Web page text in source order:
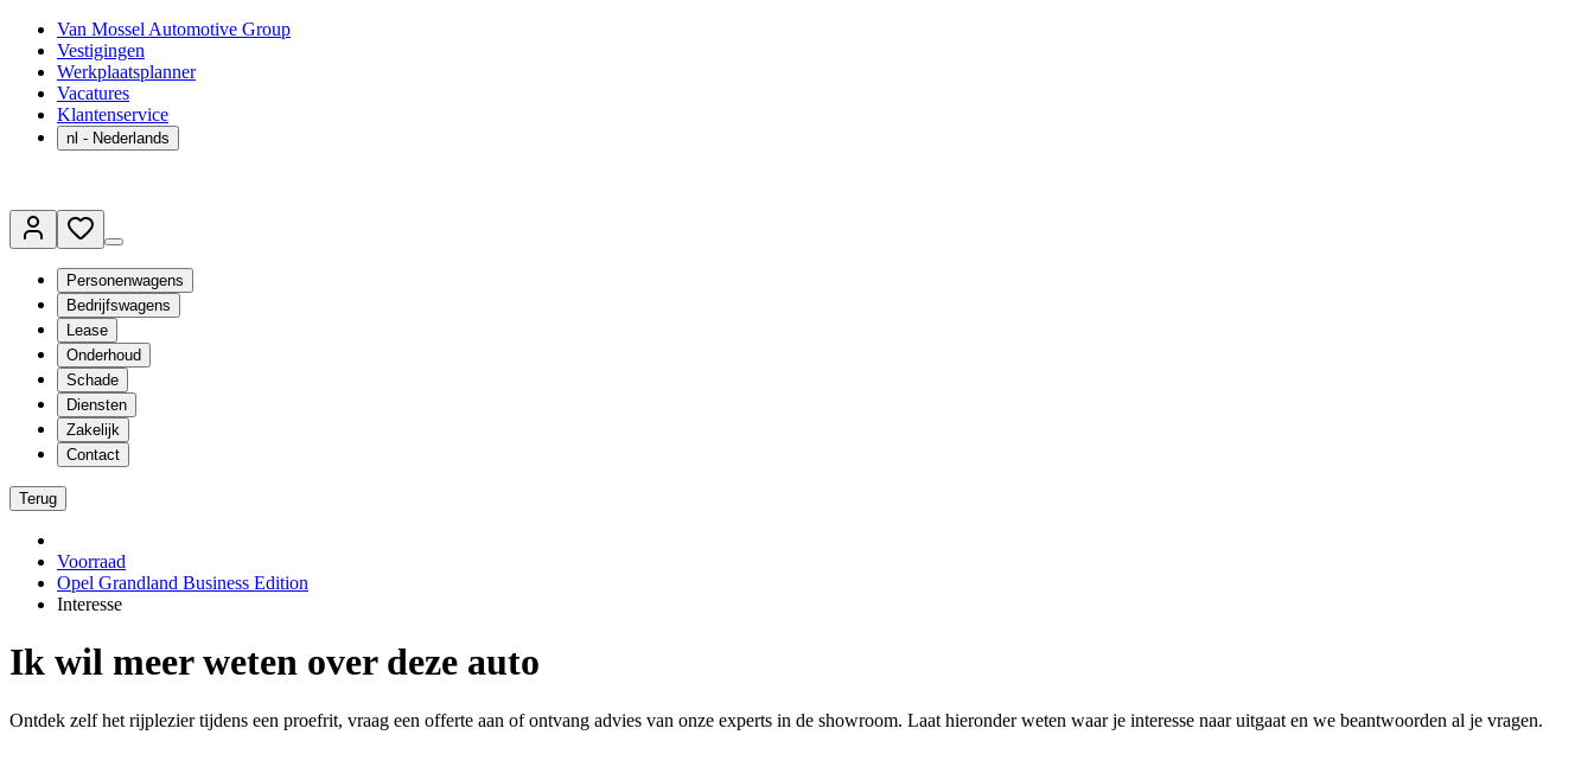
Van Mossel Automotive Group
Vestigingen
Werkplaatsplanner
Vacatures
Klantenservice
nl - Nederlands
Personenwagens
Bedrijfswagens
Lease
Onderhoud
Schade
Diensten
Zakelijk
Contact
Terug
Voorraad
Opel Grandland Business Edition
Interesse
Ik wil meer weten over deze auto
Ontdek zelf het rijplezier tijdens een proefrit, vraag een offerte aan of ontvang advies van onze experts in de showroom. Laat hieronder weten waar je interesse naar uitgaat en we beantwoorden al je vragen.